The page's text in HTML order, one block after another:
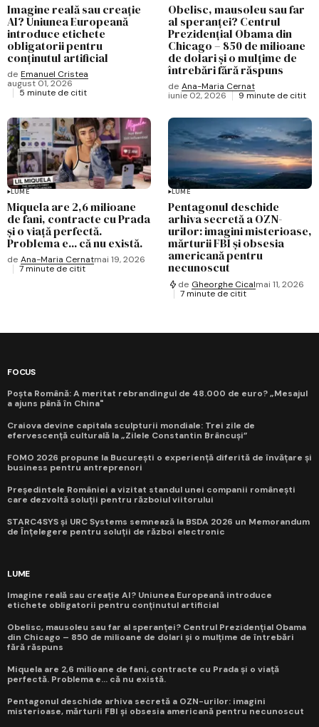
Imagine reală sau creație
AI? Uniunea Europeană
introduce etichete
obligatorii pentru
conținutul artificial
de Emanuel Cristea
august 01, 2026
5 minute de citit
Obelisc, mausoleu sau far
al speranței? Centrul
Prezidențial Obama din
Chicago – 850 de milioane
de dolari și o mulțime de
întrebări fără răspuns
de Ana-Maria Cernat
iunie 02, 2026
9 minute de citit
LUME
Miquela are 2,6 milioane
de fani, contracte cu Prada
și o viață perfectă.
Problema e... că nu există.
de Ana-Maria Cernatmai 19, 2026
7 minute de citit
LUME
Pentagonul deschide
arhiva secretă a OZN-
urilor: imagini misterioase,
mărturii FBI și obsesia
americană pentru
necunoscut
de Gheorghe Cicalmai 11, 2026
7 minute de citit
FOCUS
Poșta Română: A meritat rebrandingul de 48.000 de euro? „Mesajul
a ajuns până în China"
Craiova devine capitala sculpturii mondiale: Trei zile de
efervescență culturală la „Zilele Constantin Brâncuși”
FOMO 2026 propune la București o experiență diferită de învățare și
business pentru antreprenori
Președintele României a vizitat standul unei companii românești
care dezvoltă soluții pentru războiul viitorului
STARC4SYS și URC Systems semnează la BSDA 2026 un Memorandum
de Înțelegere pentru soluții de război electronic
LUME
Imagine reală sau creație AI? Uniunea Europeană introduce
etichete obligatorii pentru conținutul artificial
Obelisc, mausoleu sau far al speranței? Centrul Prezidențial Obama
din Chicago – 850 de milioane de dolari și o mulțime de întrebări
fără răspuns
Miquela are 2,6 milioane de fani, contracte cu Prada și o viață
perfectă. Problema e... că nu există.
Pentagonul deschide arhiva secretă a OZN-urilor: imagini
misterioase, mărturii FBI și obsesia americană pentru necunoscut